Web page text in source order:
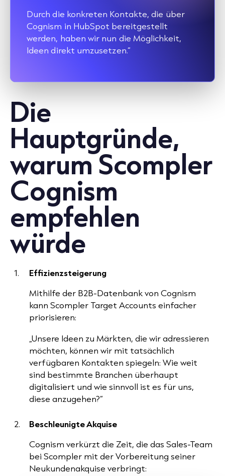
Durch die konkreten Kontakte, die über
Cognism in HubSpot bereitgestellt
werden, haben wir nun die Möglichkeit,
Ideen direkt umzusetzen.“
Die
Hauptgründe,
warum Scompler
Cognism
empfehlen
würde
Effizienzsteigerung
Mithilfe der B2B-Datenbank von Cognism
kann Scompler Target Accounts einfacher
priorisieren:
„Unsere Ideen zu Märkten, die wir adressieren
möchten, können wir mit tatsächlich
verfügbaren Kontakten spiegeln: Wie weit
sind bestimmte Branchen überhaupt
digitalisiert und wie sinnvoll ist es für uns,
diese anzugehen?“
Beschleunigte Akquise
Cognism verkürzt die Zeit, die das Sales-Team
bei Scompler mit der Vorbereitung seiner
Neukundenakquise verbringt: